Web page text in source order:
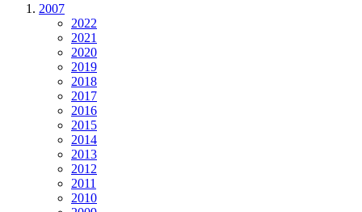
2007
2022
2021
2020
2019
2018
2017
2016
2015
2014
2013
2012
2011
2010